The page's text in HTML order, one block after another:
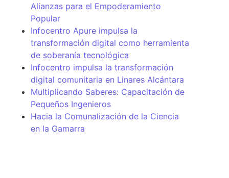
Alianzas para el Empoderamiento
Popular
Infocentro Apure impulsa la
transformación digital como herramienta
de soberanía tecnológica
Infocentro impulsa la transformación
digital comunitaria en Linares Alcántara
Multiplicando Saberes: Capacitación de
Pequeños Ingenieros
Hacia la Comunalización de la Ciencia
en la Gamarra